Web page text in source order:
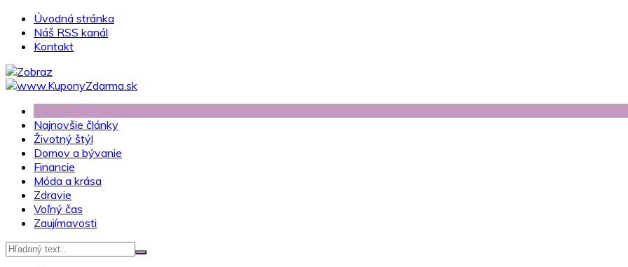
Skip
content
Úvodná stránka
Náš RSS kanál
Kontakt
Najnovšie články
Životný štýl
Domov a bývanie
Financie
Móda a krása
Zdravie
Voľný čas
Zaujímavosti